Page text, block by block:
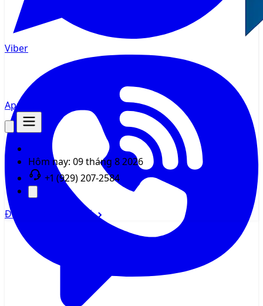
AppMsr
Hôm nay: 09 tháng 8 2026
+1 (929) 207-2584
Đăng nhập Đăng ký
Viber